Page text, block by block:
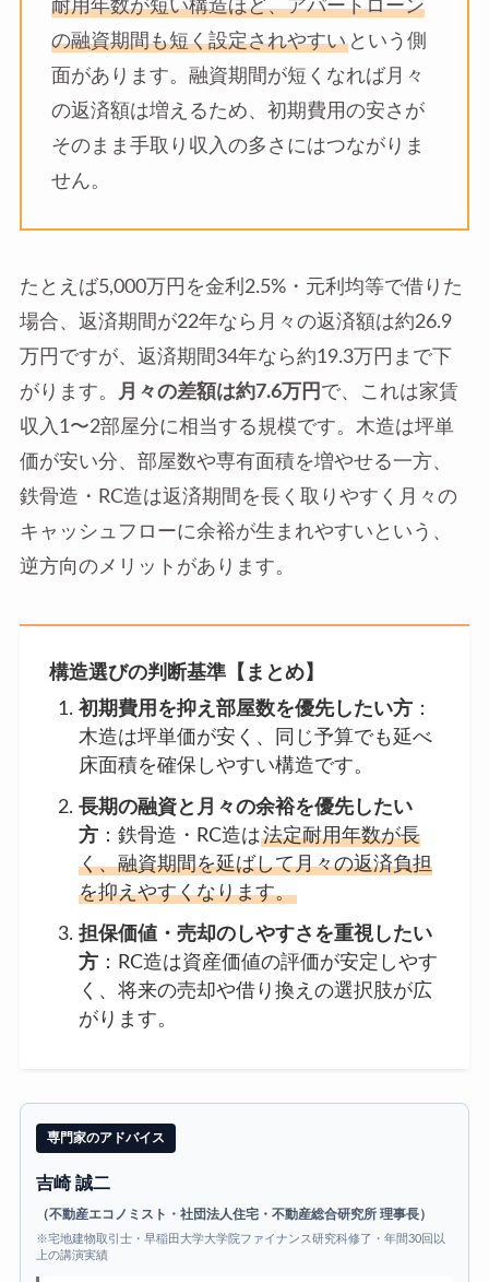
耐用年数が短い構造ほど、アパートローン
の融資期間も短く設定されやすいという側
面があります。融資期間が短くなれば月々
の返済額は増えるため、初期費用の安さが
そのまま手取り収入の多さにはつながりま
せん。
たとえば5,000万円を金利2.5%・元利均等で借りた
場合、返済期間が22年なら月々の返済額は約26.9
万円ですが、返済期間34年なら約19.3万円まで下
がります。
月々の差額は約7.6万円 で、これは家賃
収入1〜2部屋分に相当する規模です。木造は坪単
価が安い分、部屋数や専有面積を増やせる一方、
鉄骨造・RC造は返済期間を長く取りやすく月々の
キャッシュフローに余裕が生まれやすいという、
逆方向のメリットがあります。
構造選びの判断基準【まとめ】
初期費用を抑え部屋数を優先したい方：
木造は坪単価が安く、同じ予算でも延べ
床面積を確保しやすい構造です。
長期の融資と月々の余裕を優先したい
方：鉄骨造・RC造は法定耐用年数が長
く、融資期間を延ばして月々の返済負担
を抑えやすくなります。
担保価値・売却のしやすさを重視したい
方：RC造は資産価値の評価が安定しやす
く、将来の売却や借り換えの選択肢が広
がります。
専門家のアドバイス
吉崎 誠二
（不動産エコノミスト・社団法人住宅・不動産総合研究所 理事長）
※宅地建物取引士・早稲田大学大学院ファイナンス研究科修了・年間30回以
上の講演実績